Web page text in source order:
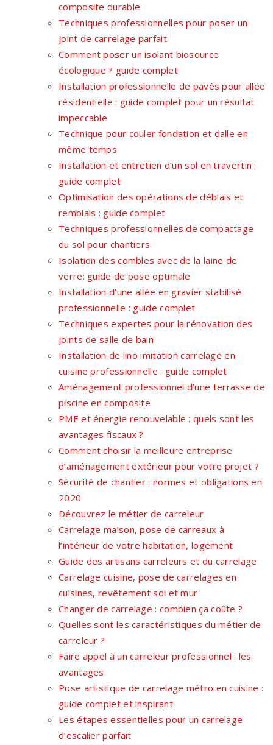
composite durable
Techniques professionnelles pour poser un
joint de carrelage parfait
Comment poser un isolant biosource
écologique ? guide complet
Installation professionnelle de pavés pour allée
résidentielle : guide complet pour un résultat
impeccable
Technique pour couler fondation et dalle en
même temps
Installation et entretien d’un sol en travertin :
guide complet
Optimisation des opérations de déblais et
remblais : guide complet
Techniques professionnelles de compactage
du sol pour chantiers
Isolation des combles avec de la laine de
verre: guide de pose optimale
Installation d’une allée en gravier stabilisé
professionnelle : guide complet
Techniques expertes pour la rénovation des
joints de salle de bain
Installation de lino imitation carrelage en
cuisine professionnelle : guide complet
Aménagement professionnel d’une terrasse de
piscine en composite
PME et énergie renouvelable : quels sont les
avantages fiscaux ?
Comment choisir la meilleure entreprise
d’aménagement extérieur pour votre projet ?
Sécurité de chantier : normes et obligations en
2020
Découvrez le métier de carreleur
Carrelage maison, pose de carreaux à
l’intérieur de votre habitation, logement
Guide des artisans carreleurs et du carrelage
Carrelage cuisine, pose de carrelages en
cuisines, revêtement sol et mur
Changer de carrelage : combien ça coûte ?
Quelles sont les caractéristiques du métier de
carreleur ?
Faire appel à un carreleur professionnel : les
avantages
Pose artistique de carrelage métro en cuisine :
guide complet et inspirant
Les étapes essentielles pour un carrelage
d’escalier parfait